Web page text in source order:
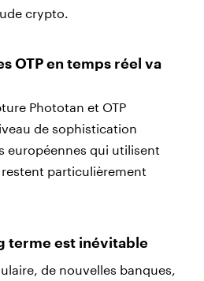
crypto.
OTP en temps réel va
Phototan et OTP
de sophistication
européennes qui utilisent
restent particulièrement
terme est inévitable
de nouvelles banques,